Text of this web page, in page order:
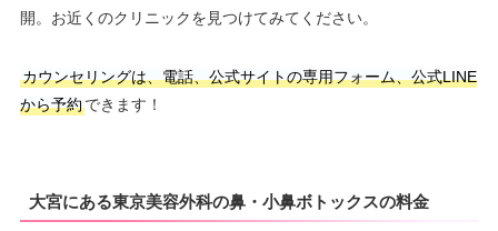
開。お近くのクリニックを見つけてみてください。
カウンセリングは、電話、公式サイトの専用フォーム、公式LINE
から予約できます！
大宮にある東京美容外科の鼻・小鼻ボトックスの料金